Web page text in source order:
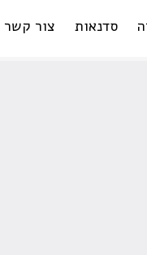
סדנאות צור קשר